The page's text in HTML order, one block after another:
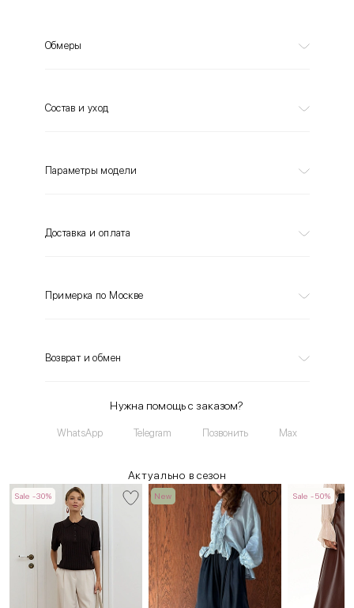
Обмеры
Состав и уход
Параметры модели
Доставка и оплата
Примерка по Москве
Возврат и обмен
Нужна помощь с заказом?
WhatsApp Telegram Позвонить Max
Актуально в сезон
Sale -30% New Sale -50%